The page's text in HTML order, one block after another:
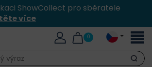
ShowCollect pro sběratele
více
0
Hledat